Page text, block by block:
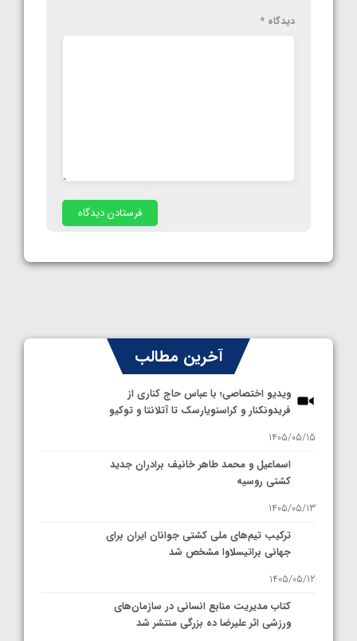
دیدگاه *
آخرین مطالب
ویدیو اختصاصی؛ با عباس حاج کناری از
فریدونکنار و کراسنویارسک تا آتلانتا و توکیو
1405/05/15
اسماعیل و محمد طاهر خانیف برادران جدید
کشتی روسیه
1405/05/13
ترکیب تیم‌های ملی کشتی جوانان ایران برای
جهانی براتیسلاوا مشخص شد
1405/05/12
کتاب مدیریت منابع انسانی در سازمان‌های
ورزشی اثر علیرضا ده بزرگی منتشر شد